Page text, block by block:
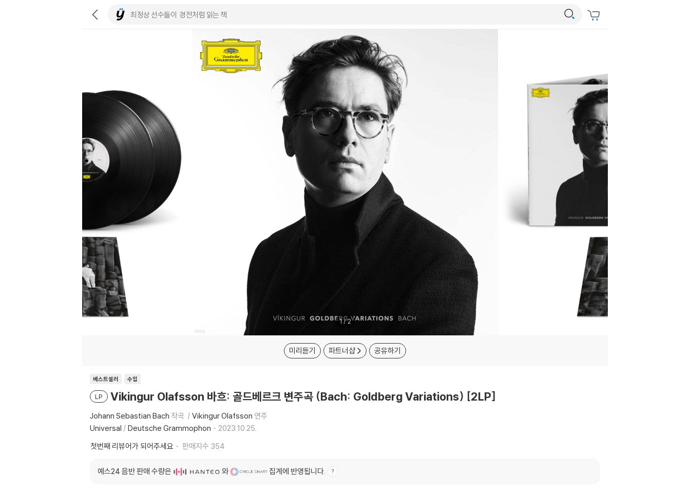
1/2
미리듣기 파트너샵 공유하기
베스트셀러 수입
LP Vikingur Olafsson 바흐: 골드베르크 변주곡 (Bach: Goldberg Variations) [2LP]
Johann Sebastian Bach 작곡 Vikingur Olafsson 연주
Universal / Deutsche Grammophon
2023.10.25.
첫번째 리뷰어가 되어주세요
판매지수 354
예스24 음반 판매 수량은 와 집계에 반영됩니다.